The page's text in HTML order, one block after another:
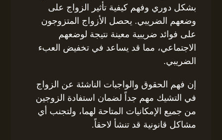
بشكل دوري وفهم كيفية تأثير الزواج على
وضعهم الضريبي. يحصل الأزواج المتزوجون
على فوائد ضريبية معينة نتيجة لوضعهم
الاجتماعي، مما قد يساعد في تخفيض العبء
الضريبي.
إن فهم الحقوق والواجبات الناشئة عن الزواج
في التشيك مهم جداً لضمان استفادة الزوجين
من جميع الإمكانيات المتاحة لهما، ولتجنب أي
مشاكل قانونية قد تنشأ لاحقاً.